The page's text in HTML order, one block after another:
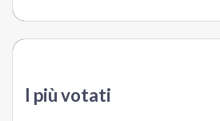
I più votati